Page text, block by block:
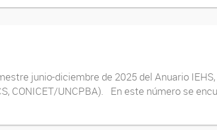
junio-diciembre de 2025 del Anuario
CONICET/UNCPBA). En este número se